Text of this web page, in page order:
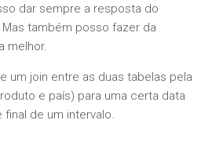
dar sempre a resposta do
também posso fazer da
melhor.
um join entre as duas tabelas pela
e país) para uma certa data
de um intervalo.